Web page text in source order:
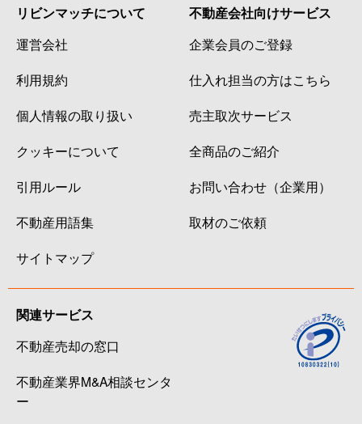
リビンマッチについて
運営会社
利用規約
個人情報の取り扱い
クッキーについて
引用ルール
不動産用語集
サイトマップ
不動産会社向けサービス
企業会員のご登録
仕入れ担当の方はこちら
売主取次サービス
全商品のご紹介
お問い合わせ（企業用）
取材のご依頼
関連サービス
不動産売却の窓口
不動産業界M&A相談センタ
ー